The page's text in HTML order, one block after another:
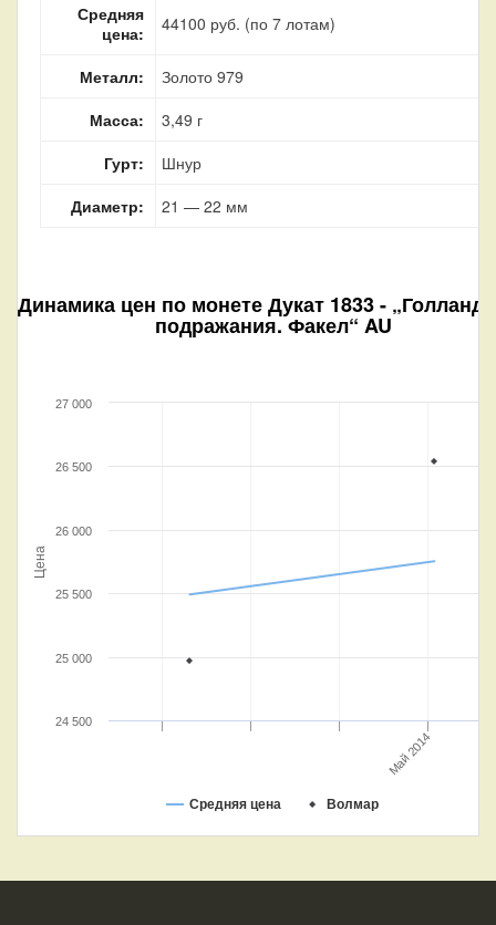
Средняя
цена:
44100 руб. (по 7 лотам)
Металл:
Золото 979
Масса:
3,49 г
Гурт:
Шнур
Диаметр:
21 — 22 мм
Динамика цен по монетеДукат 1833 -
подражания. Факел“ AU
Цена
Средняя цена Волмар
Май 2014
25 000
25 500
26 000
26 500
24 500
27 000